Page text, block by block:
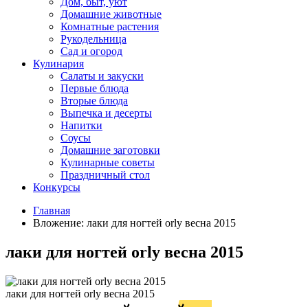
Домашние животные
Комнатные растения
Рукодельница
Сад и огород
Кулинария
Салаты и закуски
Первые блюда
Вторые блюда
Выпечка и десерты
Напитки
Соусы
Домашние заготовки
Кулинарные советы
Праздничный стол
Конкурсы
Главная
Вложение: лаки для ногтей orly весна 2015
лаки для ногтей orly весна 2015
лаки для ногтей orly весна 2015